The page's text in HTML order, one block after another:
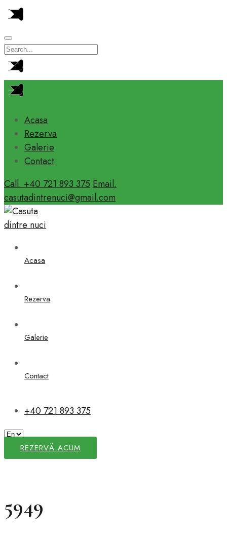
Acasa
Rezerva
Galerie
Contact
Call. +40 721 893 375 Email.
casutadintrenuci@gmail.com
Acasa
Rezerva
Galerie
Contact
+40 721 893 375
REZERVĂ ACUM
5949